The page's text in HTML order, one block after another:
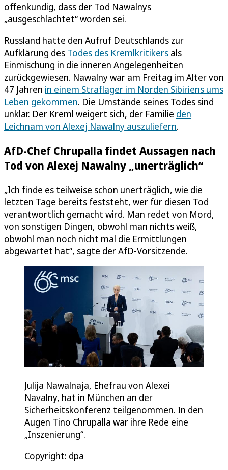
offenkundig, dass der Tod Nawalnys
„ausgeschlachtet“ worden sei.
Russland hatte den Aufruf Deutschlands zur
Aufklärung des Todes des Kremlkritikers als
Einmischung in die inneren Angelegenheiten
zurückgewiesen. Nawalny war am Freitag im Alter von
47 Jahren in einem Straflager im Norden Sibiriens ums
Leben gekommen. Die Umstände seines Todes sind
unklar. Der Kreml weigert sich, der Familie den
Leichnam von Alexej Nawalny auszuliefern.
AfD-Chef Chrupalla findet Aussagen nach
Tod von Alexej Nawalny „unerträglich“
„Ich finde es teilweise schon unerträglich, wie die
letzten Tage bereits feststeht, wer für diesen Tod
verantwortlich gemacht wird. Man redet von Mord,
von sonstigen Dingen, obwohl man nichts weiß,
obwohl man noch nicht mal die Ermittlungen
abgewartet hat“, sagte der AfD-Vorsitzende.
Julija Nawalnaja, Ehefrau von Alexei
Navalny, hat in München an der
Sicherheitskonferenz teilgenommen. In den
Augen Tino Chrupalla war ihre Rede eine
„Inszenierung“.
Copyright: dpa